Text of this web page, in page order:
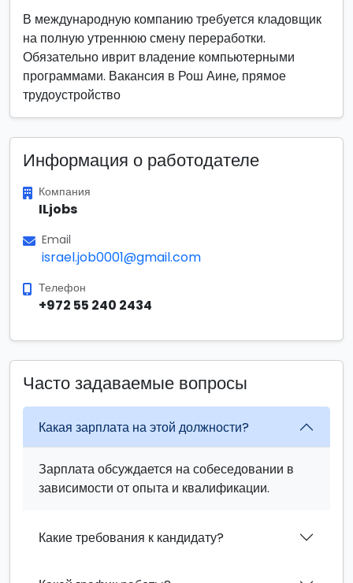
В международную компанию требуется кладовщик
на полную утреннюю смену переработки.
Обязательно иврит владение компьютерными
программами. Вакансия в Рош Аине, прямое
трудоустройство
Информация о работодателе
Компания
ILjobs
Email
israel.job0001@gmail.com
Телефон
+972 55 240 2434
Часто задаваемые вопросы
Какая зарплата на этой должности?
Зарплата обсуждается на собеседовании в
зависимости от опыта и квалификации.
Какие требования к кандидату?